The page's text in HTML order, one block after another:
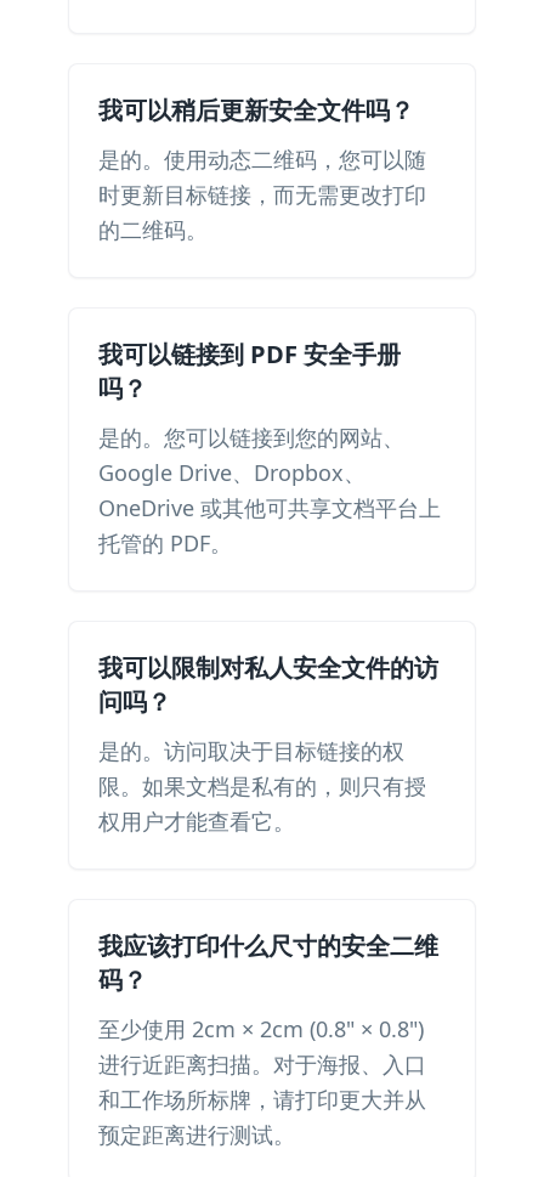
我可以稍后更新安全文件吗？
是的。使用动态二维码，您可以随
时更新目标链接，而无需更改打印
的二维码。
我可以链接到 PDF 安全手册
吗？
是的。您可以链接到您的网站、
Google Drive、Dropbox、
OneDrive 或其他可共享文档平台上
托管的 PDF。
我可以限制对私人安全文件的访
问吗？
是的。访问取决于目标链接的权
限。如果文档是私有的，则只有授
权用户才能查看它。
我应该打印什么尺寸的安全二维
码？
至少使用 2cm × 2cm (0.8" × 0.8")
进行近距离扫描。对于海报、入口
和工作场所标牌，请打印更大并从
预定距离进行测试。